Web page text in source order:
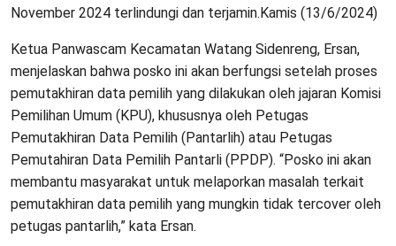
November 2024 terlindungi dan terjamin.Kamis (13/6/2024)
Ketua Panwascam Kecamatan Watang Sidenreng, Ersan,
menjelaskan bahwa posko ini akan berfungsi setelah proses
pemutakhiran data pemilih yang dilakukan oleh jajaran Komisi
Pemilihan Umum (KPU), khususnya oleh Petugas
Pemutakhiran Data Pemilih (Pantarlih) atau Petugas
Pemutahiran Data Pemilih Pantarli (PPDP). “Posko ini akan
membantu masyarakat untuk melaporkan masalah terkait
pemutakhiran data pemilih yang mungkin tidak tercover oleh
petugas pantarlih,” kata Ersan.